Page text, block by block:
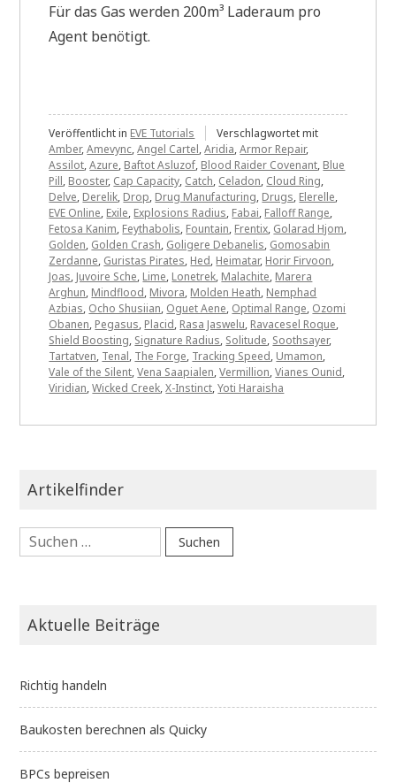
Für das Gas werden 200m³ Laderaum pro
Agent benötigt.
Veröffentlicht in EVE Tutorials
Verschlagwortet mit
Amber,Amevync,Angel Cartel,Aridia,Armor Repair,
Assilot,Azure, Baftot Asluzof, Blood Raider Covenant, Blue
Pill, Booster, Cap Capacity, Catch, Celadon, Cloud Ring,
Delve, Derelik, Drop, Drug Manufacturing, Drugs, Elerelle,
EVE Online, Exile, Explosions Radius, Fabai, Falloff Range,
Fetosa Kanim, Feythabolis, Fountain, Frentix, Golarad Hjom,
Golden, Golden Crash, Goligere Debanelis, Gomosabin
Zerdanne, Guristas Pirates, Hed, Heimatar, Horir Firvoon,
Joas, Juvoire Sche, Lime, Lonetrek, Malachite, Marera
Arghun, Mindflood, Mivora, Molden Heath, Nemphad
Azbias, Ocho Shusiian, Oguet Aene, Optimal Range, Ozomi
Obanen, Pegasus, Placid, Rasa Jaswelu, Ravacesel Roque,
Shield Boosting, Signature Radius, Solitude, Soothsayer,
Tartatven, Tenal, The Forge, Tracking Speed, Umamon,
Vale of the Silent,Vena Saapialen,Vermillion,Vianes Ounid,
Viridian,Wicked Creek,X-Instinct,Yoti Haraisha
Artikelfinder
Suchen
nach:
Aktuelle Beiträge
Richtig handeln
Baukosten berechnen als Quicky
BPCs bepreisen